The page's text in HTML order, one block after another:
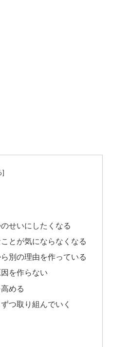
せいにしたくなる
とが気にならなくなる
別の理由を作っている
を作らない
める
つ取り組んでいく